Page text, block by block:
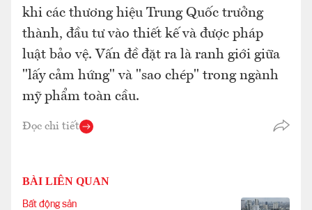
khi các thương hiệu Trung Quốc trưởng
thành, đầu tư vào thiết kế và được pháp
luật bảo vệ. Vấn đề đặt ra là ranh giới giữa
"lấy cảm hứng" và "sao chép" trong ngành
mỹ phẩm toàn cầu.
Đọc chi tiết
BÀI LIÊN QUAN
Bất động sản